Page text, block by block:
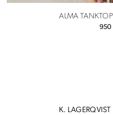
ALMA TANKTOP
950
K. LAGERQVIST